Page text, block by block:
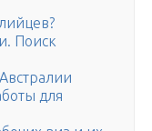
Поиск
для